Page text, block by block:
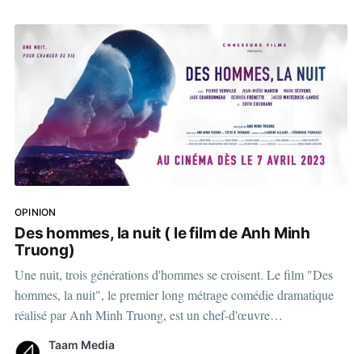
OPINION
Des hommes, la nuit ( le film de Anh Minh
Truong)
Une nuit, trois générations d'hommes se croisent. Le film "Des
hommes, la nuit", le premier long métrage comédie dramatique
réalisé par Anh Minh Truong, est un chef-d'œuvre
Taam Media